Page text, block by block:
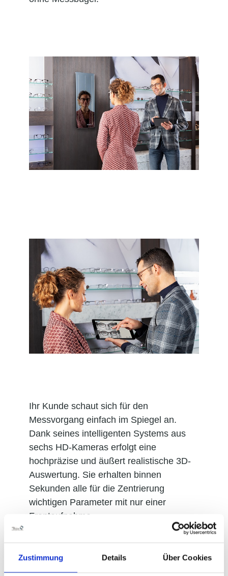
Zustimmung Details Über Cookies
Ihr Kunde schaut sich für den
Messvorgang einfach im Spiegel an.
Dank seines intelligenten Systems aus
sechs HD-Kameras erfolgt eine
hochpräzise und äußert realistische 3D-
Auswertung. Sie erhalten binnen
Sekunden alle für die Zentrierung
wichtigen Parameter mit nur einer
Frontaufnahme.